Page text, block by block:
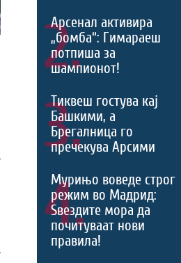
2.
Арсенал активира
„бомба“: Гимараеш
потпиша за
шампионот!
3.
Тиквеш гостува кај
Башкими, а
Брегалница го
пречекува Арсими
4.
Мурињо воведе строг
режим во Мадрид:
Ѕвездите мора да
почитуваат нови
правила!